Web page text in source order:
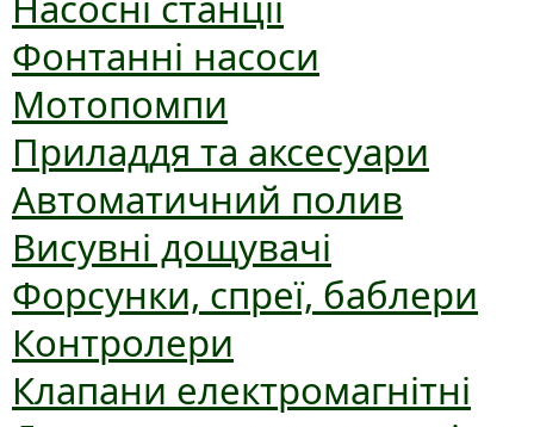
Фонтанні насоси
Мотопомпи
Приладдя та аксесуари
Автоматичний полив
Висувні дощувачі
Форсунки, спреї, баблери
Контролери
Клапани електромагнітні